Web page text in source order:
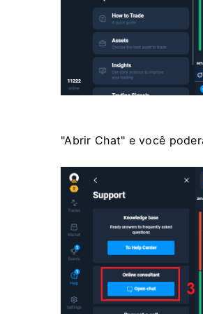
"Abrir Chat" e você